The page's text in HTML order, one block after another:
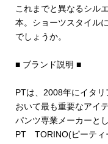
これまでと異なるシル
本。ショーツスタイル
でしょうか。
■ ブランド説明 ■
PTは、2008年にイタ
おいて最も重要なアイ
パンツ専業メーカーと
PT TORINO(ピーティ